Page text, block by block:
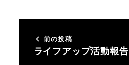
前の投稿
ライフアップ活動報告